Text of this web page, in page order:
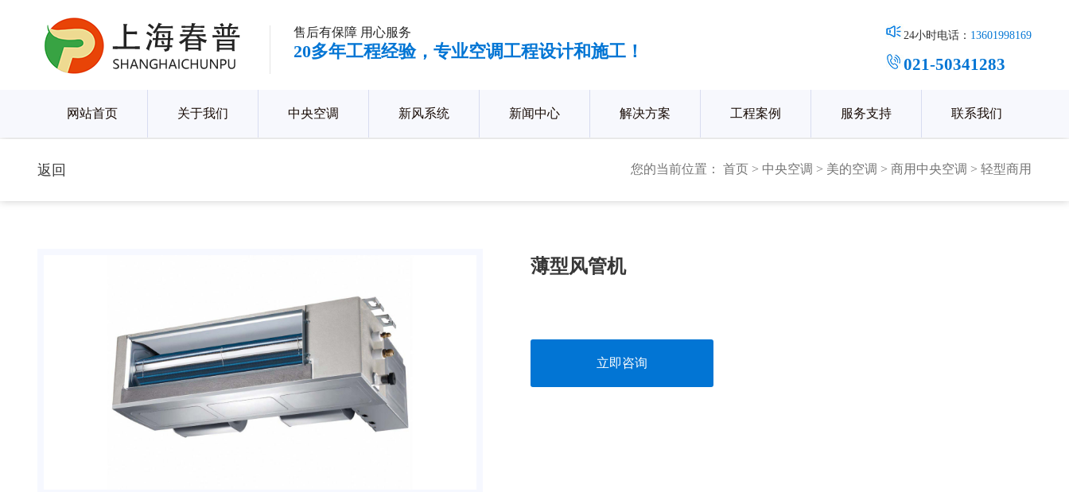
售后有保障 用心服务
20多年工程经验，专业空调工程设计和施工！
24小时电话： 13601998169
021-50341283
网站首页 关于我们 中央空调 新风系统 新闻中心 解决方案 工程案例 服务支持 联系我们
返回 您的当前位置： 首页 > 中央空调 > 美的空调 > 商用中央空调 > 轻型商用
薄型风管机
立即咨询